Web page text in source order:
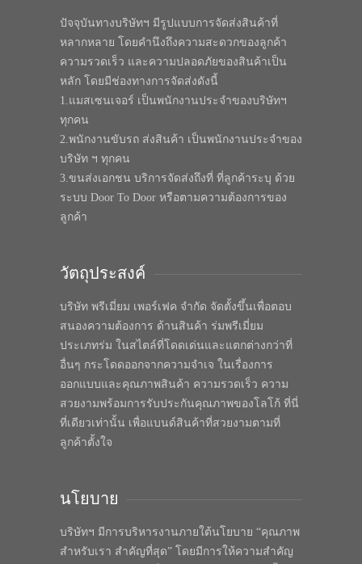
ปัจจุบันทางบริษัทฯ มีรูปแบบการจัดส่งสินค้าที่
หลากหลาย โดยคำนึงถึงความสะดวกของลูกค้า
ความรวดเร็ว และความปลอดภัยของสินค้าเป็น
หลัก โดยมีช่องทางการจัดส่งดังนี้
1.แมสเซนเจอร์ เป็นพนักงานประจำของบริษัทฯ
ทุกคน
2.พนักงานขับรถ ส่งสินค้า เป็นพนักงานประจำของ
บริษัท ฯ ทุกคน
3.ขนส่งเอกชน บริการจัดส่งถึงที่ ที่ลูกค้าระบุ ด้วย
ระบบ Door To Door หรือตามความต้องการของ
ลูกค้า
วัตถุประสงค์
บริษัท พรีเมี่ยม เพอร์เฟค จำกัด จัดตั้งขึ้นเพื่อตอบ
สนองความต้องการ ด้านสินค้า ร่มพรีเมี่ยม
ประเภทร่ม ในสไตล์ที่โดดเด่นและแตกต่างกว่าที่
อื่นๆ กระโดดออกจากความจำเจ ในเรื่องการ
ออกแบบและคุณภาพสินค้า ความรวดเร็ว ความ
สวยงามพร้อมการรับประกันคุณภาพของโลโก้ ที่นี่
ที่เดียวเท่านั้น เพื่อแบนด์สินค้าที่สวยงามตามที่
ลูกค้าตั้งใจ
นโยบาย
บริษัทฯ มีการบริหารงานภายใต้นโยบาย “คุณภาพ
สำหรับเรา สำคัญที่สุด” โดยมีการให้ความสำคัญ